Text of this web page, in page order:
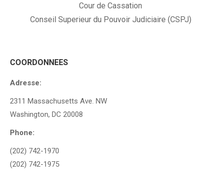
Cour de Cassation
Conseil Superieur du Pouvoir Judiciaire (CSPJ)
COORDONNEES
Adresse:
2311 Massachusetts Ave. NW
Washington, DC 20008
Phone:
(202) 742-1970
(202) 742-1975